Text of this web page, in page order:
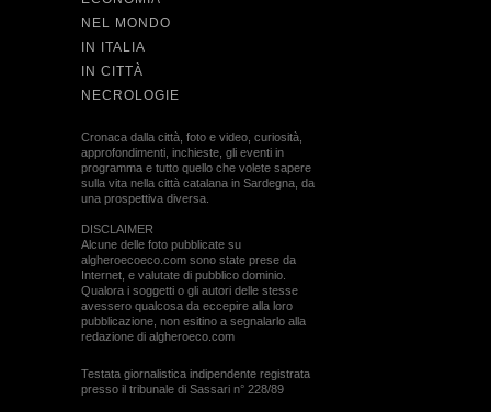
NEL MONDO
IN ITALIA
IN CITTÀ
NECROLOGIE
Cronaca dalla città, foto e video, curiosità,
approfondimenti, inchieste, gli eventi in
programma e tutto quello che volete sapere
sulla vita nella città catalana in Sardegna, da
una prospettiva diversa.
DISCLAIMER
Alcune delle foto pubblicate su
algheroecoeco.com sono state prese da
Internet, e valutate di pubblico dominio.
Qualora i soggetti o gli autori delle stesse
avessero qualcosa da eccepire alla loro
pubblicazione, non esitino a segnalarlo alla
redazione di algheroeco.com
Testata giornalistica indipendente registrata
presso il tribunale di Sassari n° 228/89